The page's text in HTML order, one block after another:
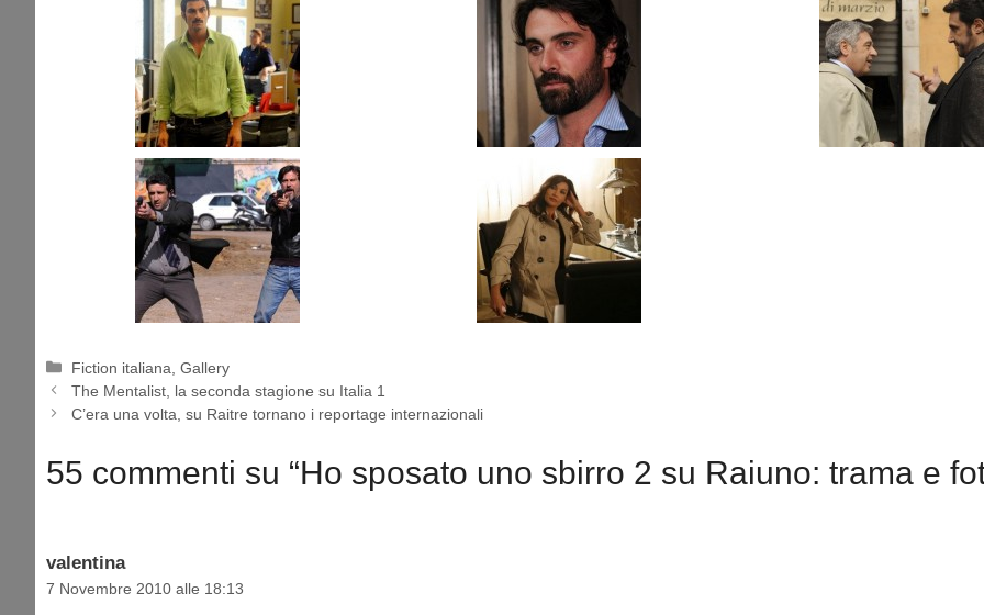
Categorie
Fiction italiana ,Gallery
The Mentalist, la seconda stagione su Italia 1
C’era una volta, su Raitre tornano i reportage internazionali
55 commenti su “Ho sposato uno sbirro 2 su Raiuno: trama e
valentina
7 Novembre 2010 alle 18:13